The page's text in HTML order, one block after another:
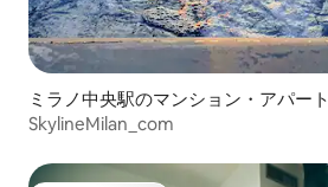
ミラノ中央駅のマンション・アパート
SkylineMilan_com